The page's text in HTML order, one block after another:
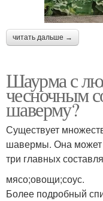
читать дальше →
Шаурма с
чесночным
шаверму?
Существует
шавермы. Она может
три главных
мясо;овощи;соус.
Более подробный